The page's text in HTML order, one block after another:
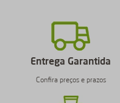
Entrega Garantida
Confira preços e prazos